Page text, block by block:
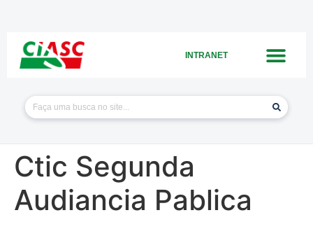
INTRANET
Ctic Segunda
Audiancia Pablica